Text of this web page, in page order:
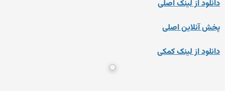
دانلود از لینک اصلی
پخش آنلاین اصلی
دانلود از لینک کمکی